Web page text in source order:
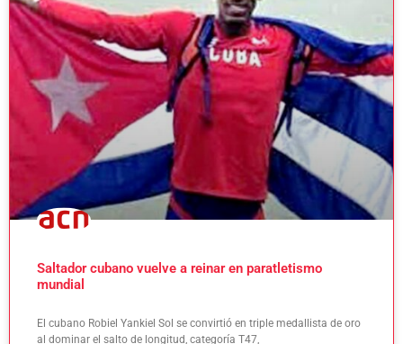
Saltador cubano vuelve a reinar en paratletismo
mundial
El cubano Robiel Yankiel Sol se convirtió en triple medallista de oro
al dominar el salto de longitud, categoría T47,